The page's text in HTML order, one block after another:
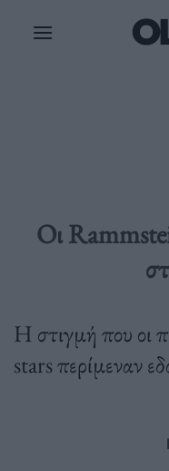
Οι
Η στιγμή που οι
stars περίμεναν